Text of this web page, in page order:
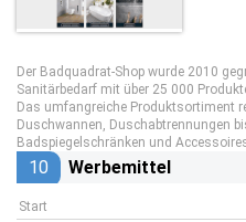
Der Badquadrat-Shop wurde 2010
Sanitärbedarf mit über 25 000
Das umfangreiche Produktsortiment
Duschwannen, Duschabtrennungen
Badspiegelschränken und
10 Werbemittel
Start